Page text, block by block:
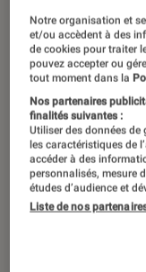
Les 5
Windows 10
DÉCRYPTAGE
Informatique •
Notre organisation et
et/ou accèdent à des
de cookies pour traiter
pouvez accepter ou
tout moment dans la
Nos partenaires
finalités suivantes :
Utiliser des données
les caractéristiques de
accéder à des
personnalisés, mesure
études d’audience et
Liste de nos